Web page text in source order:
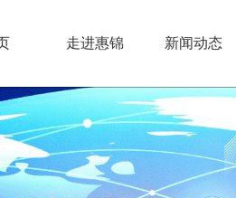
走进惠锦 新闻动态